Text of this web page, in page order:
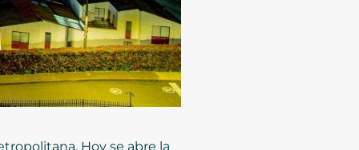
Hoy se abre la